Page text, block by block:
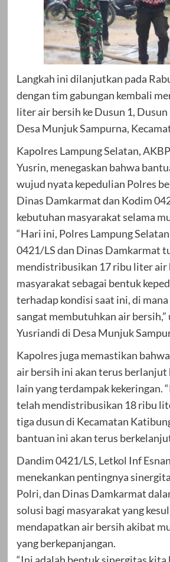
Langkah ini dilanjutkan pada
dengan tim gabungan kembali
liter air bersih ke Dusun 1, Dusun
Desa Munjuk Sampurna,
Kapolres Lampung Selatan,
Yusrin, menegaskan bahwa
wujud nyata kepedulian Polres
Dinas Damkarmat dan Kodim
kebutuhan masyarakat selama
“Hari ini, Polres Lampung
0421/LS dan Dinas Damkarmat
mendistribusikan 17 ribu liter air
masyarakat sebagai bentuk
terhadap kondisi saat ini, di
sangat membutuhkan air
Yusriandi di Desa Munjuk
Kapolres juga memastikan
air bersih ini akan terus berlanjut
lain yang terdampak kekeringan.
telah mendistribusikan 18 ribu
tiga dusun di Kecamatan
bantuan ini akan terus
Dandim 0421/LS, Letkol Inf
menekankan pentingnya
Polri, dan Dinas Damkarmat
solusi bagi masyarakat yang
mendapatkan air bersih akibat
yang berkepanjangan.